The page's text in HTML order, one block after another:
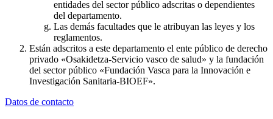
entidades del sector público adscritas o dependientes
del departamento.
Las demás facultades que le atribuyan las leyes y los
reglamentos.
Están adscritos a este departamento el ente público de derecho
privado «Osakidetza-Servicio vasco de salud» y la fundación
del sector público «Fundación Vasca para la Innovación e
Investigación Sanitaria-BIOEF».
Datos de contacto